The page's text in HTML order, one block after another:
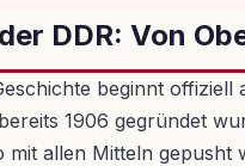
DDR: Von
beginnt
1906 gegründet
mit allen Mitteln